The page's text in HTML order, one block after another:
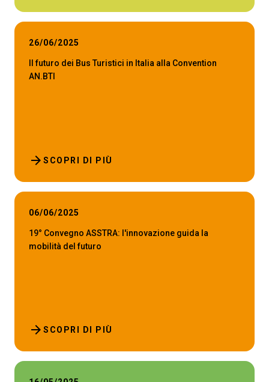
26/06/2025
Il futuro dei Bus Turistici in Italia alla Convention
AN.BTI
SCOPRI DI PIÙ
arrow_forward
06/06/2025
19° Convegno ASSTRA: l'innovazione guida la
mobilità del futuro
SCOPRI DI PIÙ
arrow_forward